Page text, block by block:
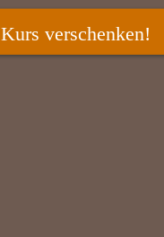
Kurs verschenken!